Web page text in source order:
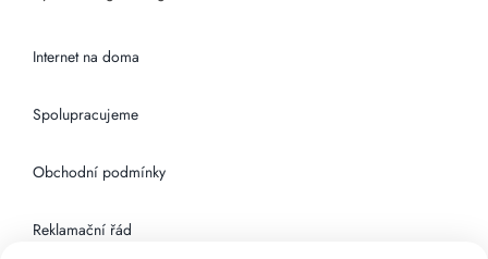
Internet na doma
Spolupracujeme
Obchodní podmínky
Reklamační řád